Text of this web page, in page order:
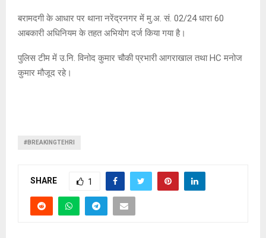
बरामदगी के आधार पर थाना नरेंद्रनगर में मु.अ. सं. 02/24 धारा 60
आबकारी अधिनियम के तहत अभियोग दर्ज किया गया है।
पुलिस टीम में उ.नि. विनोद कुमार चौकी प्रभारी आगराखाल तथा HC मनोज
कुमार मौजूद रहे।
#BREAKINGTEHRI
SHARE 1